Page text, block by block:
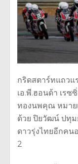
กริดสตาร์ทแถวแ
เอ.พี.ฮอนด้า เร
ทองนพคุณ หมาย
ด้วย ปิยวัฒน์ ปทุม
ดาวรุ่งไทยอีกคน
2